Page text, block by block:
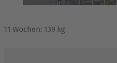
11 Wochen: 139 kg